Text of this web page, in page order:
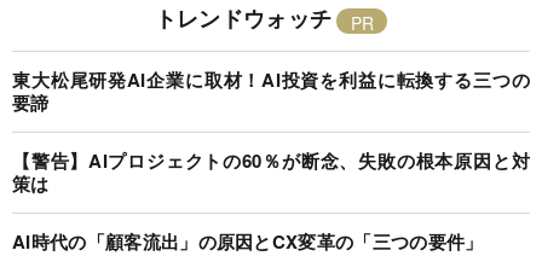
トレンドウォッチ
東大松尾研発AI企業に取材！AI投資を利益に転換する三つの
要諦
【警告】AIプロジェクトの60％が断念、失敗の根本原因と対
策は
AI時代の「顧客流出」の原因とCX変革の「三つの要件」